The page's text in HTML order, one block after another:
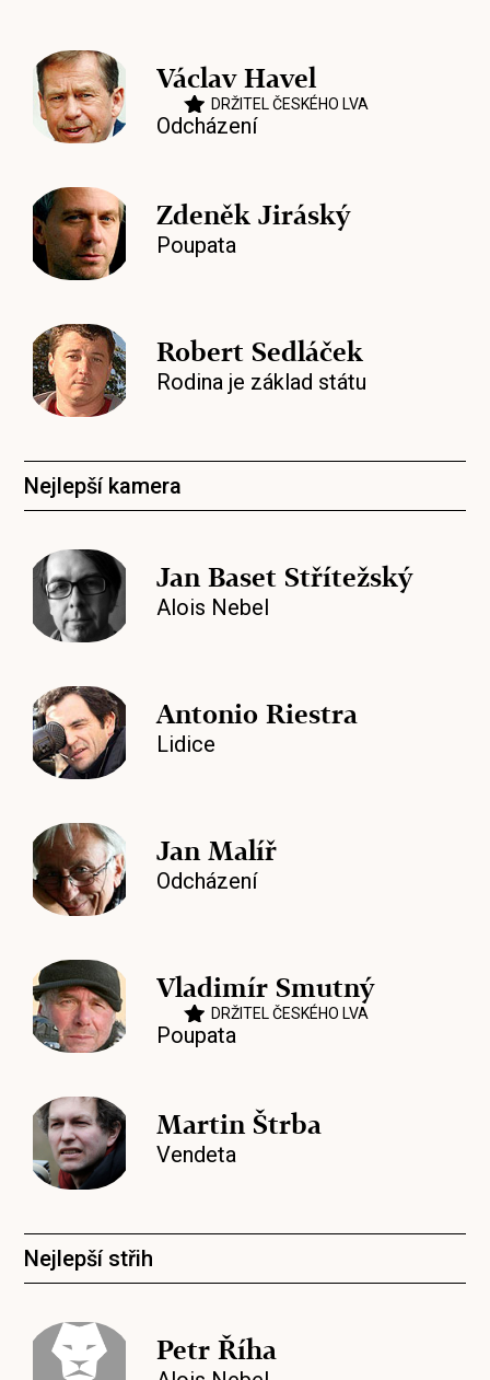
Václav Havel
DRŽITEL ČESKÉHO LVA
Odcházení
Zdeněk Jiráský
Poupata
Robert Sedláček
Rodina je základ státu
Nejlepší kamera
Jan Baset Střítežský
Alois Nebel
Antonio Riestra
Lidice
Jan Malíř
Odcházení
Vladimír Smutný
DRŽITEL ČESKÉHO LVA
Poupata
Martin Štrba
Vendeta
Nejlepší střih
Petr Říha